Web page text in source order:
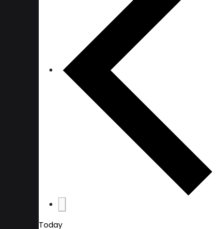
Today